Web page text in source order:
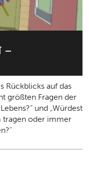
–
Rückblicks auf das
größten Fragen der
und „Würdest
tragen oder immer